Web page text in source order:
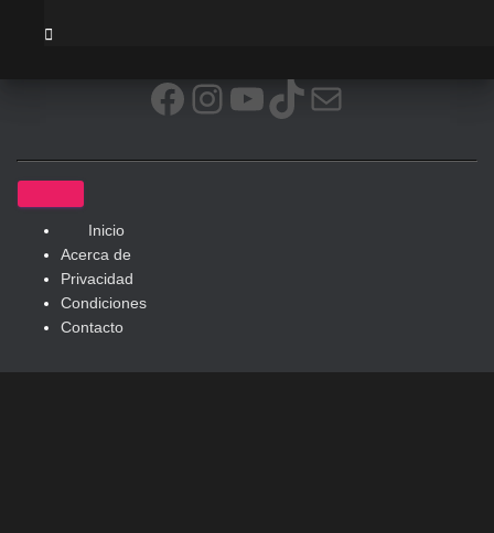
Facebook
Instagram
YouTube
TikTok
Correo
Inicio
Acerca de
Privacidad
Condiciones
Contacto